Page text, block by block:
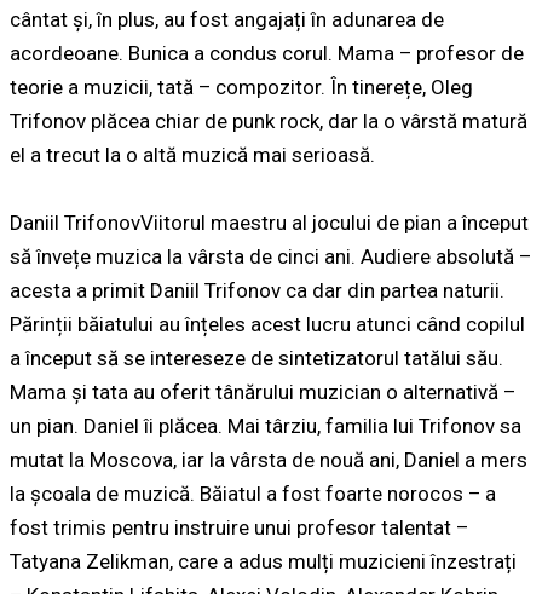
cântat și, în plus, au fost angajați în adunarea de
acordeoane. Bunica a condus corul. Mama – profesor de
teorie a muzicii, tată – compozitor. În tinerețe, Oleg
Trifonov plăcea chiar de punk rock, dar la o vârstă matură
el a trecut la o altă muzică mai serioasă.
Daniil TrifonovViitorul maestru al jocului de pian a început
să învețe muzica la vârsta de cinci ani. Audiere absolută –
acesta a primit Daniil Trifonov ca dar din partea naturii.
Părinții băiatului au înțeles acest lucru atunci când copilul
a început să se intereseze de sintetizatorul tatălui său.
Mama și tata au oferit tânărului muzician o alternativă –
un pian. Daniel îi plăcea. Mai târziu, familia lui Trifonov sa
mutat la Moscova, iar la vârsta de nouă ani, Daniel a mers
la școala de muzică. Băiatul a fost foarte norocos – a
fost trimis pentru instruire unui profesor talentat –
Tatyana Zelikman, care a adus mulți muzicieni înzestrați